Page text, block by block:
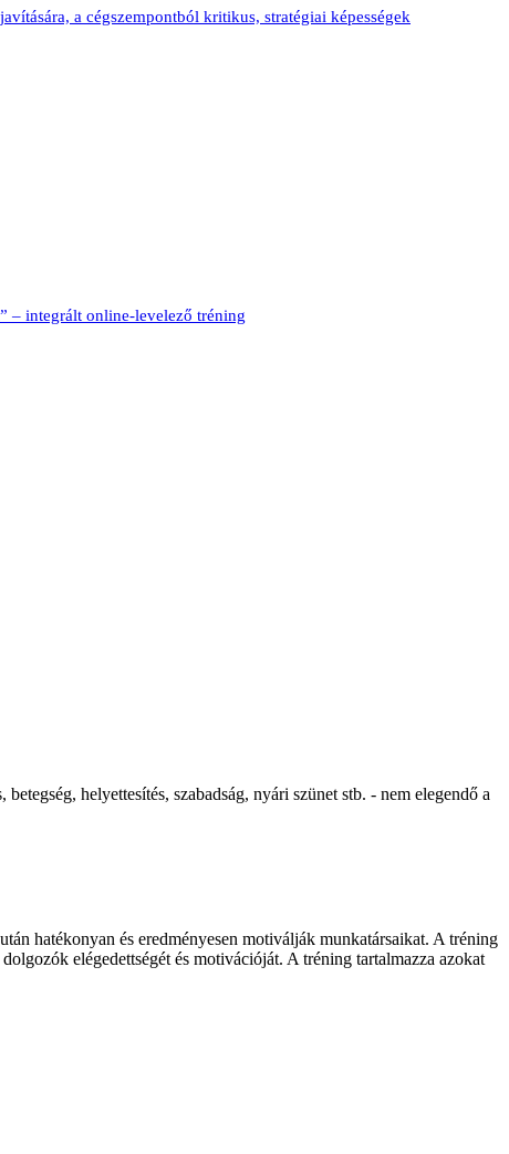
a cégszempontból kritikus, stratégiai képességek
integrált online-levelező tréning
helyettesítés, szabadság, nyári szünet stb. - nem elegendő a
hatékonyan és eredményesen motiválják munkatársaikat. A tréning
elégedettségét és motivációját. A tréning tartalmazza azokat